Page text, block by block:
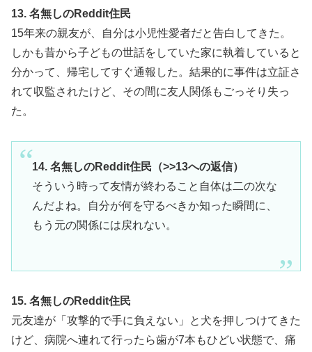
13. 名無しのReddit住民
15年来の親友が、自分は小児性愛者だと告白してきた。
しかも昔から子どもの世話をしていた家に執着していると
分かって、帰宅してすぐ通報した。結果的に事件は立証さ
れて収監されたけど、その間に友人関係もごっそり失っ
た。
14. 名無しのReddit住民（>>13への返信）
そういう時って友情が終わること自体は二の次な
んだよね。自分が何を守るべきか知った瞬間に、
もう元の関係には戻れない。
15. 名無しのReddit住民
元友達が「攻撃的で手に負えない」と犬を押しつけてきた
けど、病院へ連れて行ったら歯が7本もひどい状態で、痛